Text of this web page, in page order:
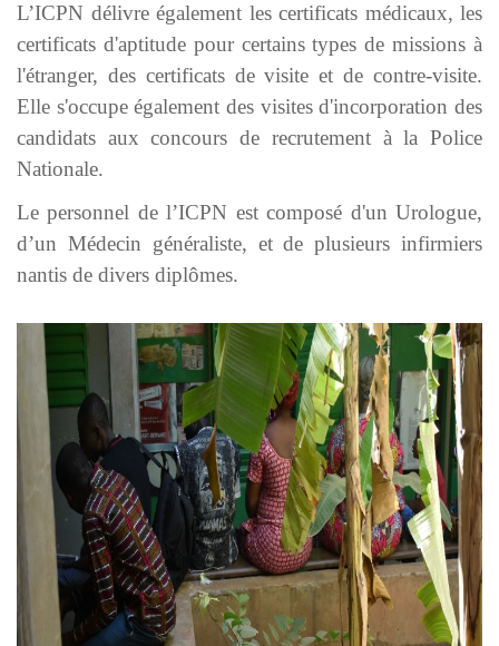
L’ICPN délivre également les certificats médicaux, les
certificats d'aptitude pour certains types de missions à
l'étranger, des certificats de visite et de contre-visite.
Elle s'occupe également des visites d'incorporation des
candidats aux concours de recrutement à la Police
Nationale.
Le personnel de l’ICPN est composé d'un Urologue,
d’un Médecin généraliste, et de plusieurs infirmiers
nantis de divers diplômes.